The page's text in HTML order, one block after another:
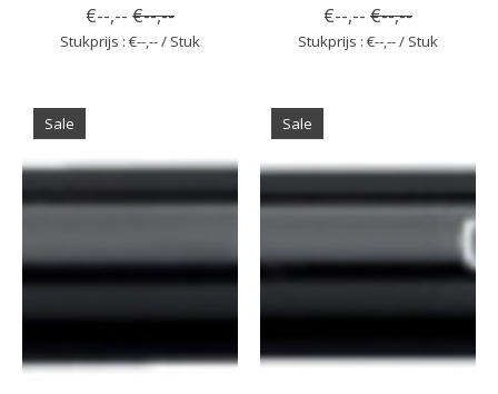
€--,-- €--,--
Stukprijs : €--,-- / Stuk
€--,-- €--,--
Stukprijs : €--,-- / Stuk
Sale Sale